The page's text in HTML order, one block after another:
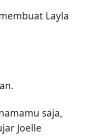
Layla
saja,
Joelle